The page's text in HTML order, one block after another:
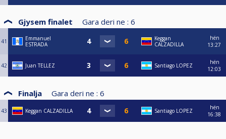
Gjysem finalet Gara deri ne : 6
41
Emmanuel
ESTRADA
Keggan
CALZADILLA
hën
13:27
42 Juan TELLEZ Santiago LOPEZ
hën
12:03
Finalja Gara deri ne : 6
43 Keggan CALZADILLA Santiago LOPEZ
hën
16:38